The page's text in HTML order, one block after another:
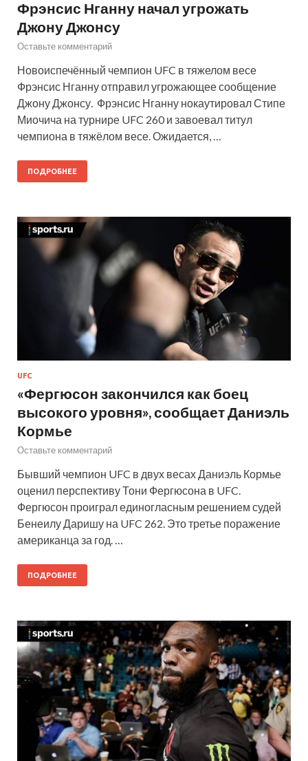
Фрэнсис Нганну начал угрожать
Джону Джонсу
Оставьте комментарий
Новоиспечённый чемпион UFC в тяжелом весе
Фрэнсис Нганну отправил угрожающее сообщение
Джону Джонсу. Фрэнсис Нганну нокаутировал Стипе
Миочича на турнире UFC 260 и завоевал титул
чемпиона в тяжёлом весе. Ожидается, …
ПОДРОБНЕЕ
UFC
«Фергюсон закончился как боец
высокого уровня», сообщает Даниэль
Кормье
Оставьте комментарий
Бывший чемпион UFC в двух весах Даниэль Кормье
оценил перспективу Тони Фергюсона в UFC.
Фергюсон проиграл единогласным решением судей
Бенеилу Даришу на UFC 262. Это третье поражение
американца за год. …
ПОДРОБНЕЕ